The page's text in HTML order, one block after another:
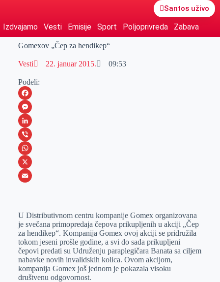
Santos uživo
Izdvajamo Vesti Emisije Sport Poljoprivreda Zabava
Gomexov „Čep za hendikep“
Vesti 22. januar 2015. 09:53
Podeli:
F
a
c
e
b
o
M
e
s
s
e
e
r
L
i
n
k
I
n
V
i
b
W
h
s
A
p
p
X
a
i
l
U Distributivnom centru kompanije Gomex organizovana
je svečana primopredaja čepova prikupljenih u akciji „Čep
za hendikep“. Kompanija Gomex ovoj akciji se pridružila
tokom jeseni prošle godine, a svi do sada prikupljeni
čepovi predati su Udruženju paraplegičara Banata sa ciljem
nabavke novih invalidskih kolica. Ovom akcijom,
kompanija Gomex još jednom je pokazala visoku
društvenu odgovornost.